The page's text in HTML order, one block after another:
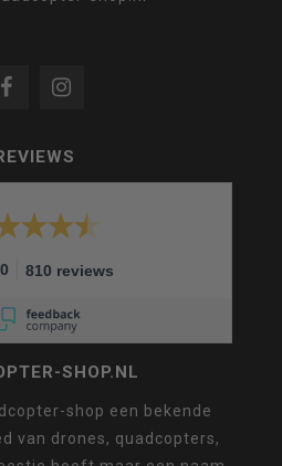
810 reviews
SHOP.NL
shop een bekende
van drones, quadcopters,